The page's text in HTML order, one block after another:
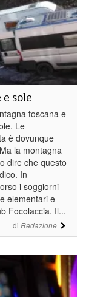
di Redazione
sole
toscana e
Le
è dovunque
la montagna
dire che questo
In
i soggiorni
elementari e
Focolaccia. Il...